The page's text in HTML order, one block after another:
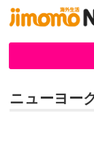
ニューヨー